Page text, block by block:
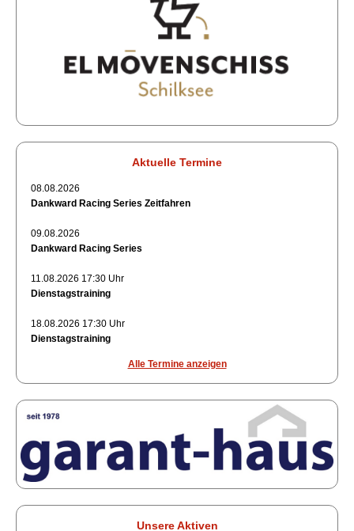
Aktuelle Termine
08.08.2026
Dankward Racing Series Zeitfahren
09.08.2026
Dankward Racing Series
11.08.2026 17:30 Uhr
Dienstagstraining
18.08.2026 17:30 Uhr
Dienstagstraining
Alle Termine anzeigen
Unsere Aktiven